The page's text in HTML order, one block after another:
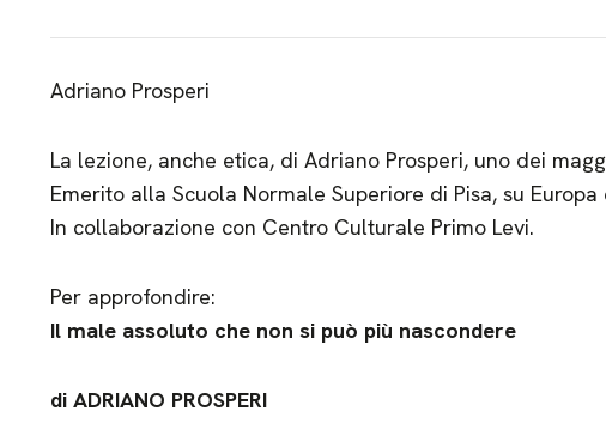
Adriano Prosperi
La lezione, anche etica, di Adriano Prosperi, uno dei
Emerito alla Scuola Normale Superiore di Pisa, su
In collaborazione con Centro Culturale Primo Levi.
Per approfondire:
Il male assoluto che non si può più nascondere
di ADRIANO PROSPERI